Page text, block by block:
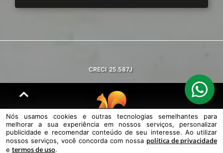
CRECI 25.587J
© DESENVOLVIDO PELAAGIL.NET
Nós usamos cookies e outras tecnologias semelhantes para melhorar a
sua experiência em nossos serviços, personalizar publicidade e
Nós usamos cookies e outras tecnologias semelhantes para
melhorar a sua experiência em nossos serviços, personalizar
publicidade e recomendar conteúdo de seu interesse. Ao utilizar
nossos serviços, você concorda com nossa política de privacidade
e termos de uso.